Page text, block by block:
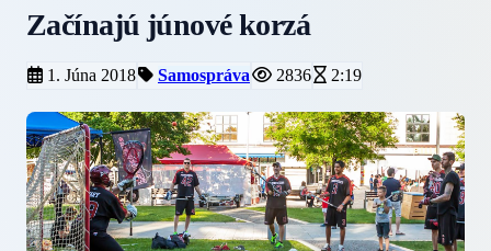
Začínajú júnové korzá
1. Júna 2018 Samospráva 2836 2:19